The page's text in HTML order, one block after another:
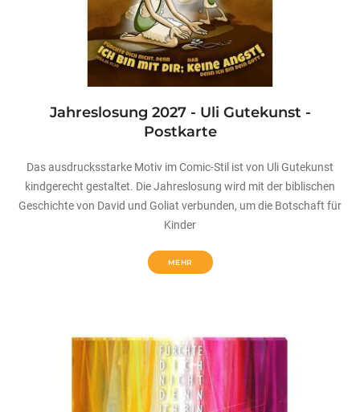
Jahreslosung 2027 - Uli Gutekunst -
Postkarte
Das ausdrucksstarke Motiv im Comic-Stil ist von Uli Gutekunst
kindgerecht gestaltet. Die Jahreslosung wird mit der biblischen
Geschichte von David und Goliat verbunden, um die Botschaft für
Kinder
MEHR